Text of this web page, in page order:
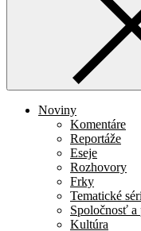
Noviny
Komentáre
Reportáže
Eseje
Rozhovory
Frky
Tematické
Spoločnosť
Kultúra